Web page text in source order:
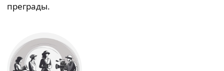
преграды.